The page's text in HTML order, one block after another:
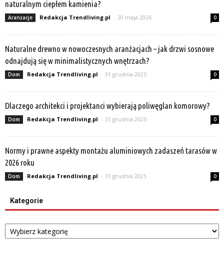
naturalnym ciepłem kamienia?
Aranżacje Redakcja Trendliving.pl - 20 maja 2026 0
Naturalne drewno w nowoczesnych aranżacjach – jak drzwi sosnowe
odnajdują się w minimalistycznych wnętrzach?
Dom Redakcja Trendliving.pl - 31 grudnia 2025 0
Dlaczego architekci i projektanci wybierają poliwęglan komorowy?
Dom Redakcja Trendliving.pl - 31 grudnia 2025 0
Normy i prawne aspekty montażu aluminiowych zadaszeń tarasów w
2026 roku
Dom Redakcja Trendliving.pl - 31 grudnia 2025 0
Kategorie
Kategorie